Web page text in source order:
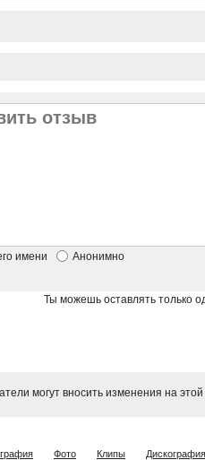
имени Анонимно
Ты можешь оставлять только
могут вносить изменения на
Фото Клипы Дискография